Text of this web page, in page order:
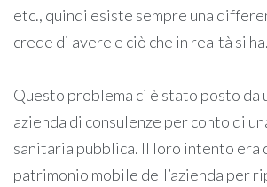
etc., quindi esiste sempre una
crede di avere e ciò che in realtà si ha.
Questo problema ci è stato posto da
azienda di consulenze per conto di
sanitaria pubblica. Il loro intento era
patrimonio mobile dell’azienda per